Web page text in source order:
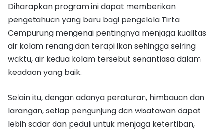
Diharapkan program ini dapat memberikan
pengetahuan yang baru bagi pengelola Tirta
Cempurung mengenai pentingnya menjaga kualitas
air kolam renang dan terapi ikan sehingga seiring
waktu, air kedua kolam tersebut senantiasa dalam
keadaan yang baik.
Selain itu, dengan adanya peraturan, himbauan dan
larangan, setiap pengunjung dan wisatawan dapat
lebih sadar dan peduli untuk menjaga ketertiban,